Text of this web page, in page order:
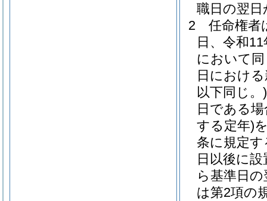
職日の翌
2
任命権者
日、令和
において
日におけ
以下同じ。)
日である
する定年)
条に規定
日以後に
ら基準日
は第2項の